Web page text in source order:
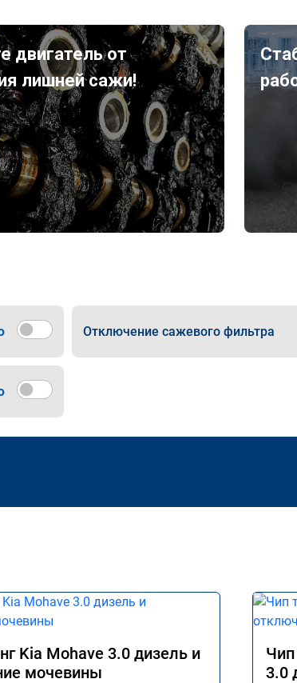
двигатель от
лишней сажи!
Отключение сажевого фильтра
Kia Mohave 3.0 дизель и
мочевины
Чип
3.0